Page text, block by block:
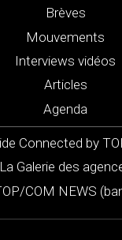
Brèves
Mouvements
Interviews vidéos
Articles
Agenda
Connected by
La Galerie des
COM NEWS